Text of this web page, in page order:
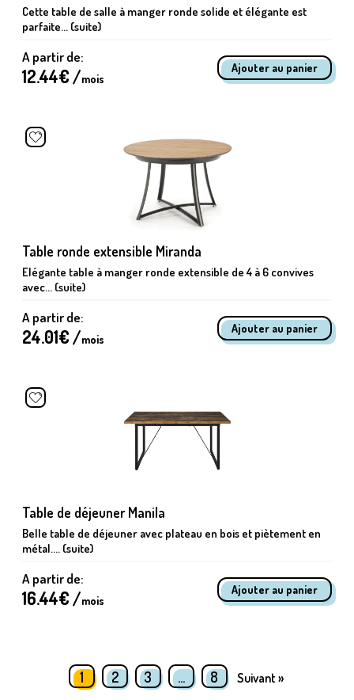
Cette table de salle à manger ronde solide et élégante est
parfaite... (suite)
A partir de:
12.44€ /mois
Table ronde extensible Miranda
Elégante table à manger ronde extensible de 4 à 6 convives
avec... (suite)
A partir de:
24.01€ /mois
Table de déjeuner Manila
Belle table de déjeuner avec plateau en bois et piètement en
métal.... (suite)
A partir de:
16.44€ /mois
1 2 3 … 8 Suivant »